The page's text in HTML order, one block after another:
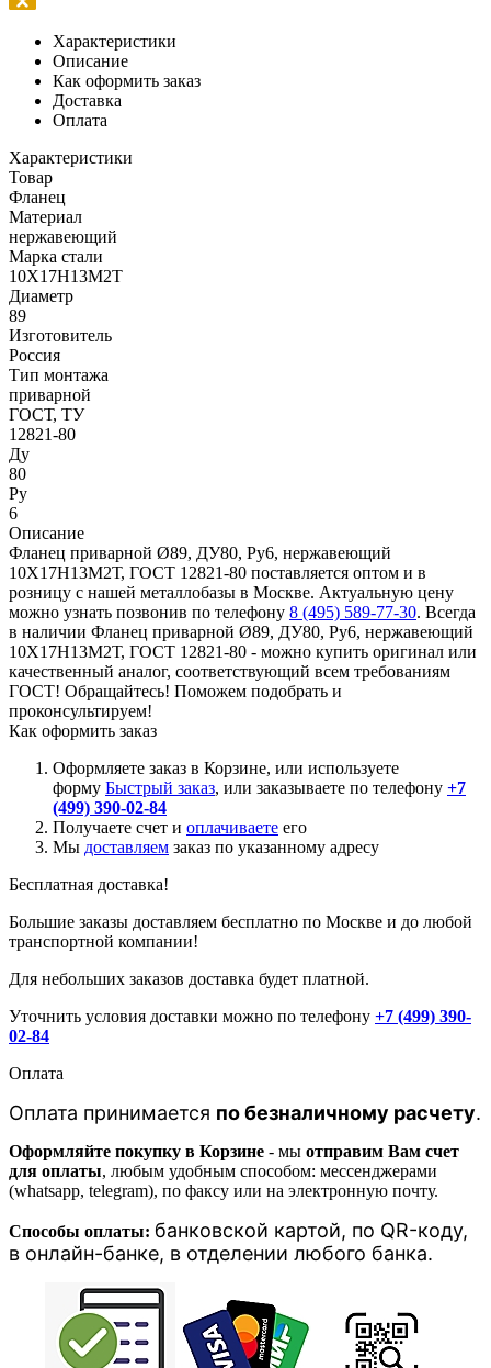
Характеристики
Описание
Как оформить заказ
Доставка
Оплата
Характеристики
Товар
Фланец
Материал
нержавеющий
Марка стали
10Х17Н13М2Т
Диаметр
89
Изготовитель
Россия
Тип монтажа
приварной
ГОСТ, ТУ
12821-80
Ду
80
Ру
6
Описание
Фланец приварной Ø89, ДУ80, Ру6, нержавеющий
10Х17Н13М2Т, ГОСТ 12821-80 поставляется оптом и в
розницу с нашей металлобазы в Москве. Актуальную цену
можно узнать позвонив по телефону 8 (495) 589-77-30. Всегда
в наличии Фланец приварной Ø89, ДУ80, Ру6, нержавеющий
10Х17Н13М2Т, ГОСТ 12821-80 - можно купить оригинал или
качественный аналог, соответствующий всем требованиям
ГОСТ! Обращайтесь! Поможем подобрать и
проконсультируем!
Как оформить заказ
Оформляете заказ в Корзине, или используете
форму Быстрый заказ, или заказываете по телефону +7
(499) 390-02-84
Получаете счет и оплачиваете его
Мы доставляем заказ по указанному адресу
Бесплатная доставка!
Большие заказы доставляем бесплатно по Москве и до любой
транспортной компании!
Для небольших заказов доставка будет платной.
Уточнить условия доставки можно по телефону +7 (499) 390-
02-84
Оплата
Оплата принимается по безналичному расчету.
Оформляйте покупку в Корзине - мы отправим Вам счет
для оплаты, любым удобным способом: мессенджерами
(whatsapp, telegram), по факсу или на электронную почту.
Способы оплаты: банковской картой, по QR-коду,
в онлайн-банке, в отделении любого банка.